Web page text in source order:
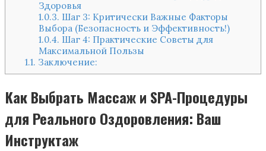
Здоровья
1.0.3. Шаг 3: Критически Важные Факторы
Выбора (Безопасность и Эффективность!)
1.0.4. Шаг 4: Практические Советы для
Максимальной Пользы
1.1. Заключение:
Как Выбрать Массаж и SPA-Процедуры
для Реального Оздоровления: Ваш
Инструктаж